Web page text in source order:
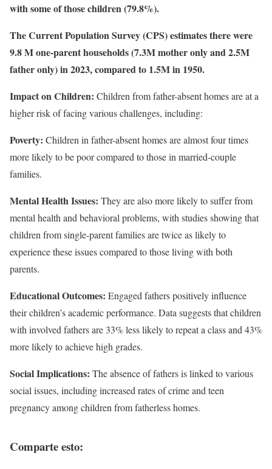
with some of those children (79.8%).
The Current Population Survey (CPS) estimates there were
9.8 M one-parent households (7.3M mother only and 2.5M
father only) in 2023, compared to 1.5M in 1950.
Impact on Children: Children from father-absent homes are at a
higher risk of facing various challenges, including:
Poverty: Children in father-absent homes are almost four times
more likely to be poor compared to those in married-couple
families.
Mental Health Issues: They are also more likely to suffer from
mental health and behavioral problems, with studies showing that
children from single-parent families are twice as likely to
experience these issues compared to those living with both
parents.
Educational Outcomes: Engaged fathers positively influence
their children’s academic performance. Data suggests that children
with involved fathers are 33% less likely to repeat a class and 43%
more likely to achieve high grades.
Social Implications: The absence of fathers is linked to various
social issues, including increased rates of crime and teen
pregnancy among children from fatherless homes.
Comparte esto: